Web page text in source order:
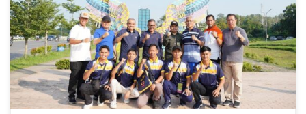
menurutnya ada lima orang yang berangkat ke Kota Pekanbaru
pada hari ini. “Pagi ini Kita melepas atlet takraw yang akan
mengikuti Porwil di Pekanbaru. Ada tiga orang atlet dan dua orang
official yang akan berangkat pada hari ini mewakili Provinsi Kepri,”
ujar Jefridin. Kepada atlet yang akan bertanding, Sekretaris Daerah
Kota Batam ini memberikan semangat dan motivasi agar semangat
bertanding. Ia juga berpesan agar […]